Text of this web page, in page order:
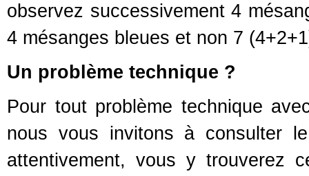
observez successivement 4
4 mésanges bleues et non 7
Un problème technique ?
Pour tout problème technique
nous vous invitons à consulter
attentivement, vous y trouverez